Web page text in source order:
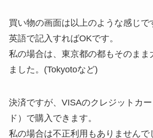
買い物の画面は以上のような感じで
英語で記入すればOKです。
私の場合は、東京都の都もそのまま
ました。(Tokyotoなど)
決済ですが、VISAのクレジットカ
ド）で購入できます。
私の場合は不正利用もありませんで